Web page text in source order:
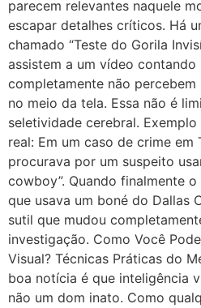
parecem relevantes naquele
escapar detalhes críticos. Há
chamado “Teste do Gorila
assistem a um vídeo contando
completamente não
no meio da tela. Essa não é
seletividade cerebral.
real: Em um caso de crime em
procurava por um suspeito
cowboy”. Quando finalmente
que usava um boné do Dallas
sutil que mudou
investigação. Como Você
Visual? Técnicas Práticas do
boa notícia é que inteligência
não um dom inato. Como